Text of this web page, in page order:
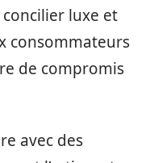
luxe et
consommateurs
de compromis
avec des